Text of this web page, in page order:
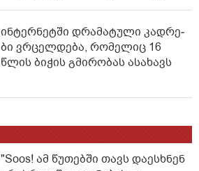
ინ­ტერ­ნეტ­ში დრა­მა­ტუ­ლი კად­რე­
ბი ვრცელდება, რომელიც 16
წლის ბიჭის გმირობას ასახავს
"Soos! ამ წუთებში თავს დაესხნენ